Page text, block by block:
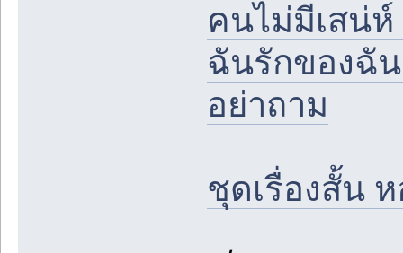
คนไม่มีเสน่ห์
ฉันรักของฉัน
อย่าถาม
ชุดเรื่องสั้น